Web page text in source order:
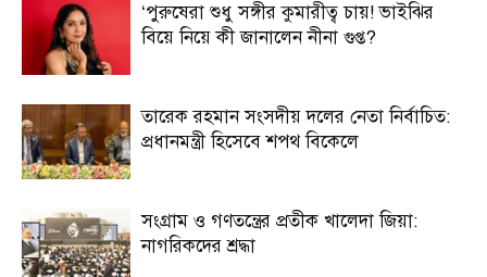
‘পুরুষেরা শুধু সঙ্গীর কুমারীত্ব চায়! ভাইঝির
বিয়ে নিয়ে কী জানালেন নীনা গুপ্ত?
তারেক রহমান সংসদীয় দলের নেতা নির্বাচিত:
প্রধানমন্ত্রী হিসেবে শপথ বিকেলে
সংগ্রাম ও গণতন্ত্রের প্রতীক খালেদা জিয়া:
নাগরিকদের শ্রদ্ধা